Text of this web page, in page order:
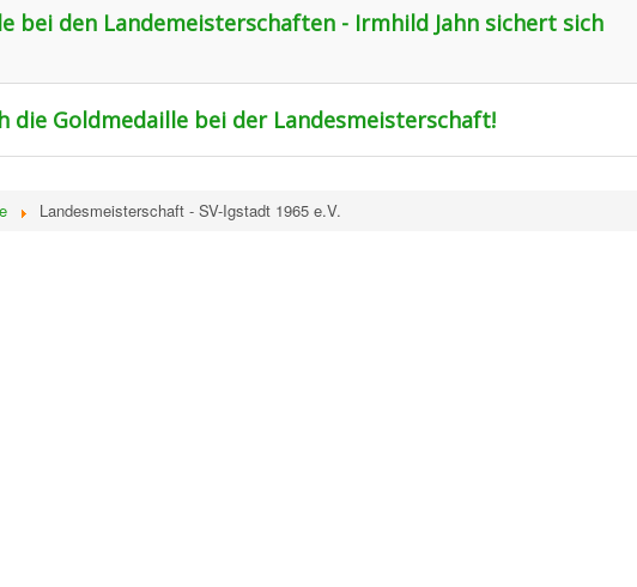
bei den Landemeisterschaften - Irmhild Jahn sichert sich
die Goldmedaille bei der Landesmeisterschaft!
Landesmeisterschaft - SV-Igstadt 1965 e.V.